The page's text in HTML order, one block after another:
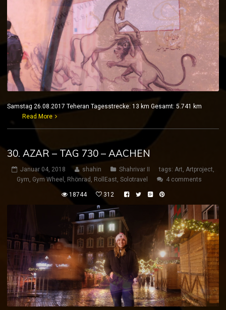
Samstag 26.08.2017 Teheran Tagesstrecke: 13 km Gesamt: 5.741 km
Read More
30. AZAR – TAG 730 – AACHEN
Januar 04, 2018 shahin Shahrivar II tags: Art, Artproject,
Gym, Gym Wheel , Rhönrad , RollEast, Solotravel 4 comments
18744 312